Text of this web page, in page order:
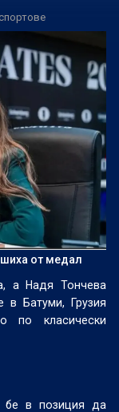
от медал
а Надя Тончева
в Батуми, Грузия
по класически
бе в позиция да